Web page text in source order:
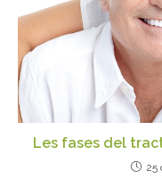
Les fases del
25